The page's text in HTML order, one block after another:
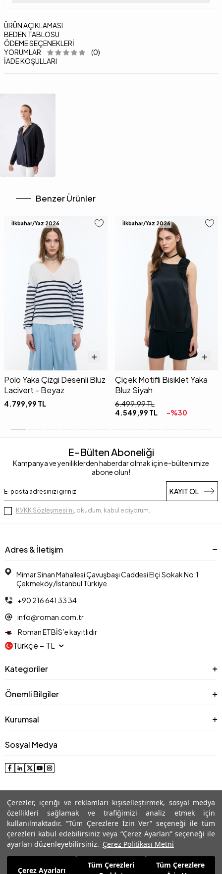
Çerezler, içeriği ve reklamları kişiselleştirmek, sosyal medya
özellikleri sağlamak ve trafiğimizi analiz etmek için
kullanılmaktadır. “Tüm Çerezlere İzin Ver” seçeneği ile tüm
çerezleri kabul edebilirsiniz veya “Çerez Ayarları” seçeneği ile
ayarları düzenleyebilirsiniz. Çerez Politikası Metni
Çerez Ayarları
Tüm Çerezleri
Tüm Çerezlere
ÜRÜN AÇIKLAMASI
BEDEN TABLOSU
ÖDEME SEÇENEKLERI
YORUMLAR
(0)
İADE KOŞULLARI
6.236,99TL
Benzer Ürünler
İlkbahar/Yaz 2026
Polo Yaka Çizgi Desenli Bluz
Lacivert - Beyaz
4.799,99 TL
İlkbahar/Yaz 2026
Çiçek Motifli Bisiklet Yaka
Bluz Siyah
6.499,99TL
4.549,99 TL -%30
E-Bülten Aboneliği
Kampanya ve yeniliklerden haberdar olmak için e-bültenimize
abone olun!
KAYIT OL
KVKK Sözleşmesi'ni, okudum, kabul ediyorum.
Adres & İletişim
Mimar Sinan Mahallesi Çavuşbaşı Caddesi Elçi Sokak No:1
Çekmeköy/İstanbul Türkiye
+90 216 641 33 34
info@roman.com.tr
Roman ETBİS’e kayıtlıdır
Türkçe − TL
Kategoriler
Önemli Bilgiler
Kurumsal
Sosyal Medya
© 2025 Roman® Tüm Hakları Saklıdır, İzinsiz kullanılamaz